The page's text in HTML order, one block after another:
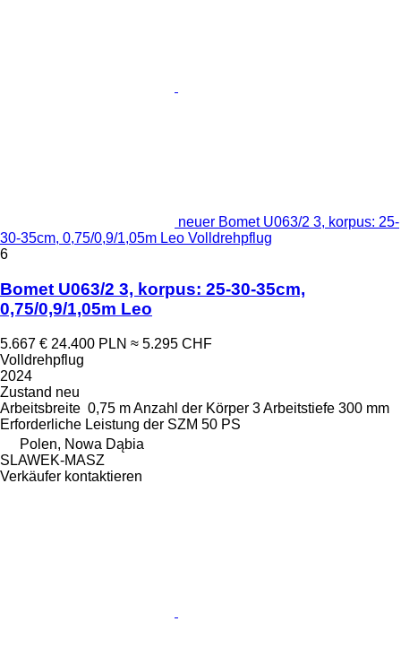
neuer Bomet U063/2 3, korpus: 25-
30-35cm, 0,75/0,9/1,05m Leo Volldrehpflug
6
Bomet U063/2 3, korpus: 25-30-35cm,
0,75/0,9/1,05m Leo
5.667 € 24.400 PLN ≈ 5.295 CHF
Volldrehpflug
2024
Zustand neu
Arbeitsbreite 0,75 mAnzahl der Körper 3Arbeitstiefe 300 mm
Erforderliche Leistung der SZM 50 PS
Polen, Nowa Dąbia
SLAWEK-MASZ
Verkäufer kontaktieren